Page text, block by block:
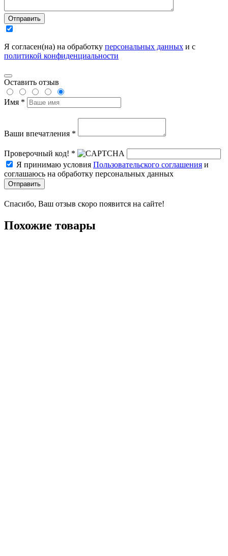
Отправить
Я согласен(на) на обработку персональных данных и с
политикой конфиденциальности
Оставить отзыв
Имя *
Ваши впечатления *
Проверочный код! *
Я принимаю условия Пользовательского соглашения и
соглашаюсь на обработку персональных данных
Отправить
Спасибо, Ваш отзыв скоро появится на сайте!
Похожие товары